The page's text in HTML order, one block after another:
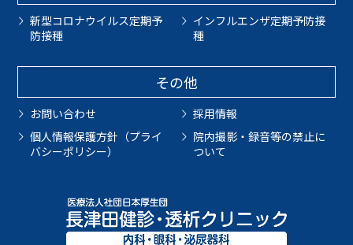
新型コロナウイルス定期予
防接種
インフルエンザ定期予防接
種
その他
お問い合わせ
採用情報
個人情報保護方針（プライ
バシーポリシー）
院内撮影・録音等の禁止に
ついて